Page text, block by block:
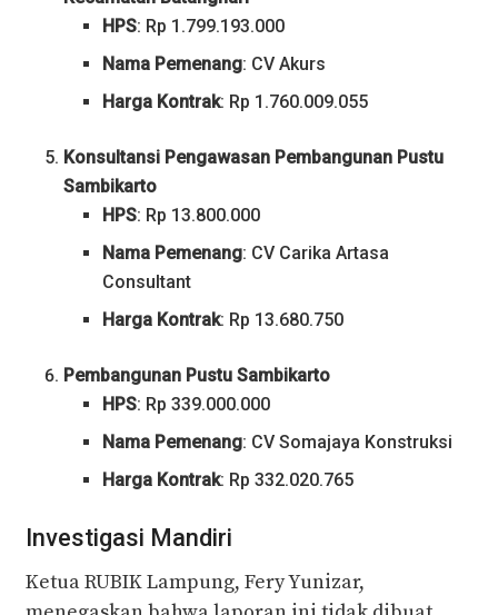
HPS: Rp 1.799.193.000
Nama Pemenang: CV Akurs
Harga Kontrak: Rp 1.760.009.055
Konsultansi Pengawasan Pembangunan Pustu
Sambikarto
HPS: Rp 13.800.000
Nama Pemenang: CV Carika Artasa
Consultant
Harga Kontrak: Rp 13.680.750
Pembangunan Pustu Sambikarto
HPS: Rp 339.000.000
Nama Pemenang: CV Somajaya Konstruksi
Harga Kontrak: Rp 332.020.765
Investigasi Mandiri
Ketua RUBIK Lampung, Fery Yunizar,